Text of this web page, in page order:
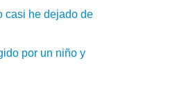
casi he dejado de
por un niño y